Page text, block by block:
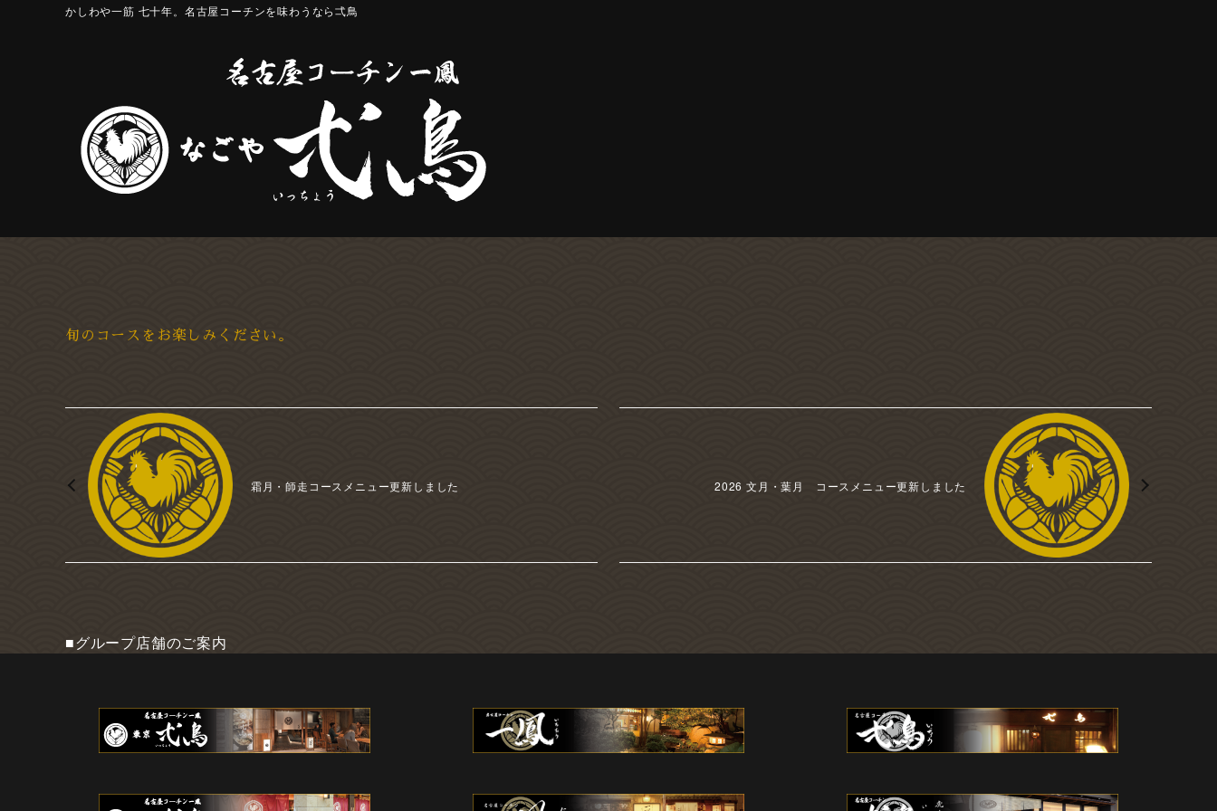
かしわや一筋 七十年。名古屋コーチンを味わうなら弌鳥
旬のコースをお楽しみください。
霜月・師走コースメニュー更新しました 2026 文月・葉月 コースメニュー更新しました
■グループ店舗のご案内